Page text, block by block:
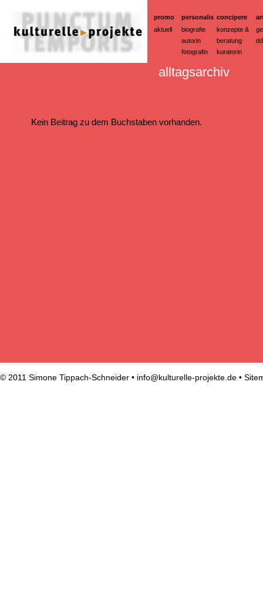
promo
aktuell
personalis
biografie
autorin
fotografin
concipere
konzepte &
beratung
kuratorin
alltagsarchiv
Kein Beitrag zu dem Buchstaben vorhanden.
© 2011 Simone Tippach-Schneider • info@kulturelle-projekte.de •